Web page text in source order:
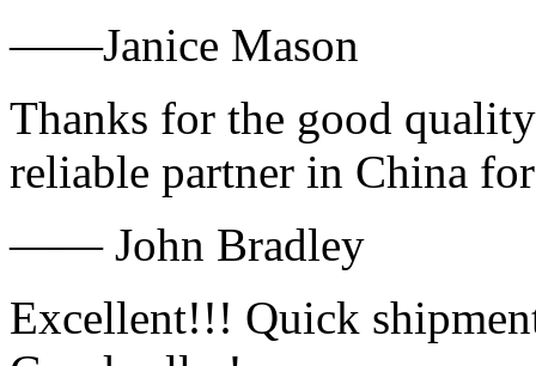
——Janice Mason
Thanks for the good
reliable partner in China
—— John Bradley
Excellent!!! Quick